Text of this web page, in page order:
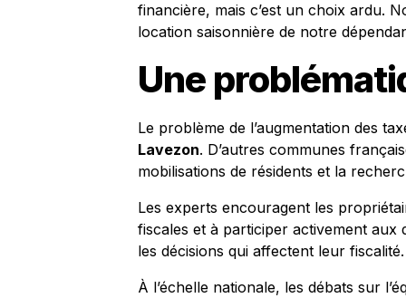
financière, mais c’est un choix ardu.
location saisonnière de notre
Une
Le problème de l’augmentation des
Lavezon. D’autres communes
mobilisations de résidents et la
Les experts encouragent les
fiscales et à participer activement
les décisions qui affectent leur fiscalité.
À l’échelle nationale, les débats sur